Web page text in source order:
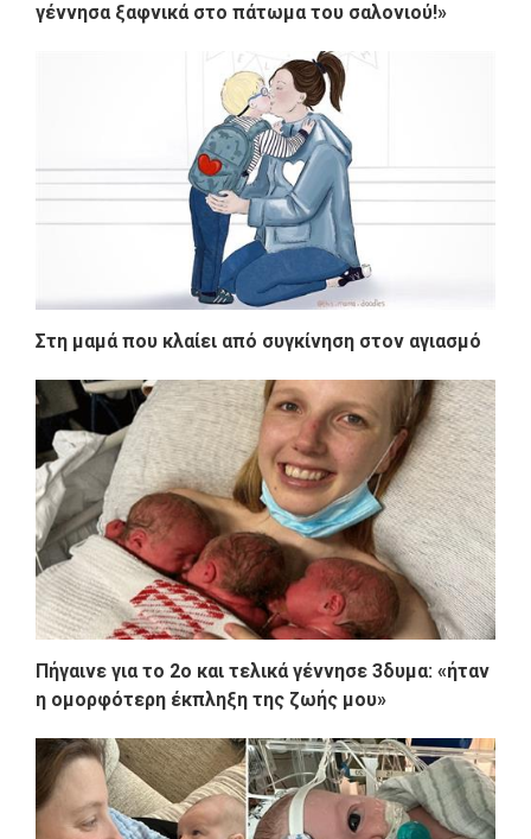
γέννησα ξαφνικά στο πάτωμα του σαλονιού!»
Στη μαμά που κλαίει από συγκίνηση στον αγιασμό
Πήγαινε για το 2ο και τελικά γέννησε 3δυμα: «ήταν
η ομορφότερη έκπληξη της ζωής μου»